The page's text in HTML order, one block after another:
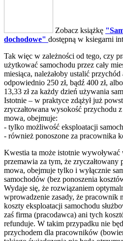
Zobacz książkę
dochodowe" dostępną w ksiegarni
Tak więc w zależności od tego, czy
użytkować samochodu przez cały
miesiąca, należałoby ustalić
odpowiednio 250 zł, bądź 400 zł,
13,33 zł za każdy dzień używania
Istotnie – w praktyce zdążył już
zryczałtowana wysokość przychodu
mowa, obejmuje:
- tylko możliwość eksploatacji
- również ponoszone za pracownika
Kwestia ta może istotnie
przemawia za tym, że zryczałtowany
mowa, obejmuje tylko i wyłącznie
samochodów (bez ponoszenia
Wydaje się, że rozwiązaniem
wprowadzenie zasady, że pracownik
koszty eksploatacji samochodu
zaś firma (pracodawca) ani tych
refunduje. W takim przypadku nie
przychodem dla pracowników